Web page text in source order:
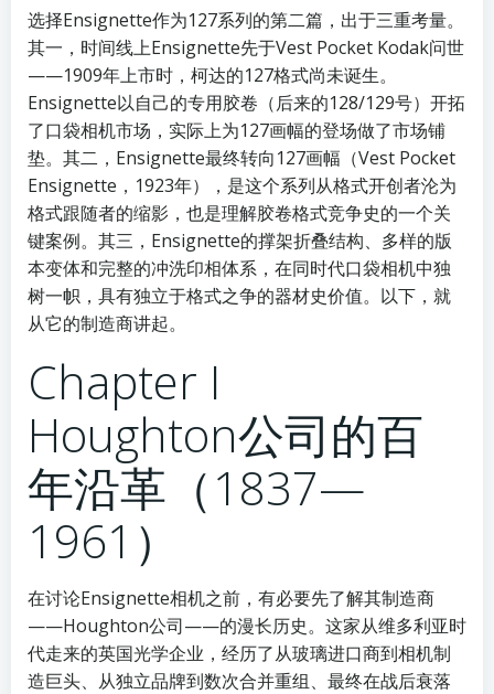
选择Ensignette作为127系列的第二篇，出于三重考量。
其一，时间线上Ensignette先于Vest Pocket Kodak问世
——1909年上市时，柯达的127格式尚未诞生。
Ensignette以自己的专用胶卷（后来的128/129号）开拓
了口袋相机市场，实际上为127画幅的登场做了市场铺
垫。其二，Ensignette最终转向127画幅（Vest Pocket
Ensignette，1923年），是这个系列从格式开创者沦为
格式跟随者的缩影，也是理解胶卷格式竞争史的一个关
键案例。其三，Ensignette的撑架折叠结构、多样的版
本变体和完整的冲洗印相体系，在同时代口袋相机中独
树一帜，具有独立于格式之争的器材史价值。以下，就
从它的制造商讲起。
Chapter I
Houghton公司的百
年沿革（1837—
1961）
在讨论Ensignette相机之前，有必要先了解其制造商
——Houghton公司——的漫长历史。这家从维多利亚时
代走来的英国光学企业，经历了从玻璃进口商到相机制
造巨头、从独立品牌到数次合并重组、最终在战后衰落